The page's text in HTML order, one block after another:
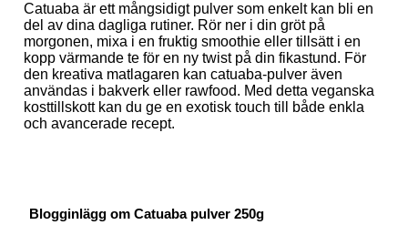
Catuaba är ett mångsidigt pulver som enkelt kan bli en
del av dina dagliga rutiner. Rör ner i din gröt på
morgonen, mixa i en fruktig smoothie eller tillsätt i en
kopp värmande te för en ny twist på din fikastund. För
den kreativa matlagaren kan catuaba-pulver även
användas i bakverk eller rawfood. Med detta veganska
kosttillskott kan du ge en exotisk touch till både enkla
och avancerade recept.
Blogginlägg om Catuaba pulver 250g